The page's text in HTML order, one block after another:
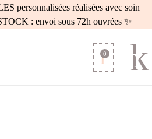
personnalisées réalisées avec soin
: envoi sous 72h ouvrées ✨
0